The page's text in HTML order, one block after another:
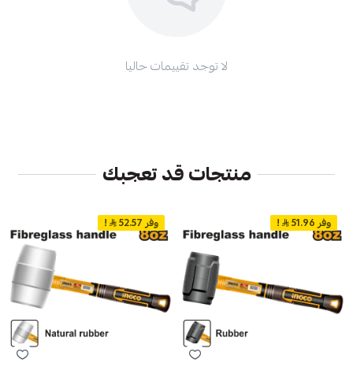
لا توجد تقييمات حاليا
منتجات قد تعجبك
وفر 51.96 ! وفر 52.57 !